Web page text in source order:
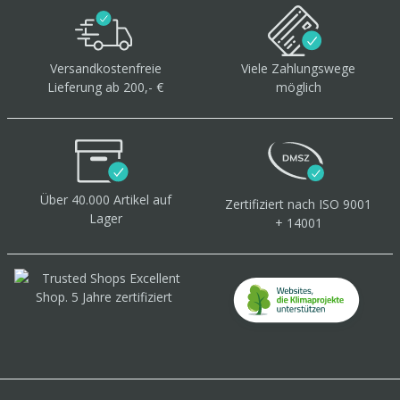
Versandkostenfreie
Lieferung ab 200,- €
Viele Zahlungswege
möglich
Über 40.000 Artikel auf
Lager
Zertifiziert nach ISO 9001
+ 14001